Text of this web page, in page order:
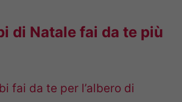
di Natale fai da te più
fai da te per l’albero di